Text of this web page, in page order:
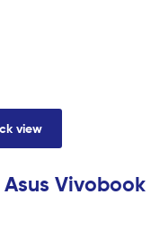
view
Vivobook